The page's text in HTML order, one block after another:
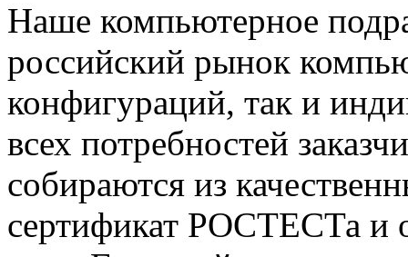
Наше компьютерное
российский рынок
конфигураций, так и
всех потребностей
собираются из
сертификат РОСТЕСТа и